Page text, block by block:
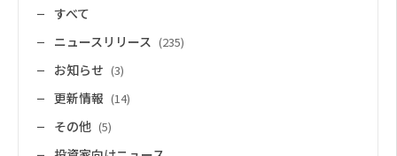
すべて
ニュースリリース (235)
お知らせ (3)
更新情報 (14)
その他 (5)